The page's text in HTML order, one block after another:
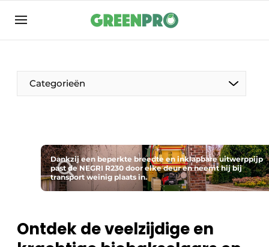
Aanmelden
Bedrijven
Contact
Groen in de zorg
Home
Nieuwsbrief
Podcasts
Categorieën
Dankzij een beperkte breedte en inklapbare uitwerppijp
past de NEGRI R230 door elke deur en neemt hij bij
transport weinig plaats in.
Ontdek de veelzijdige en